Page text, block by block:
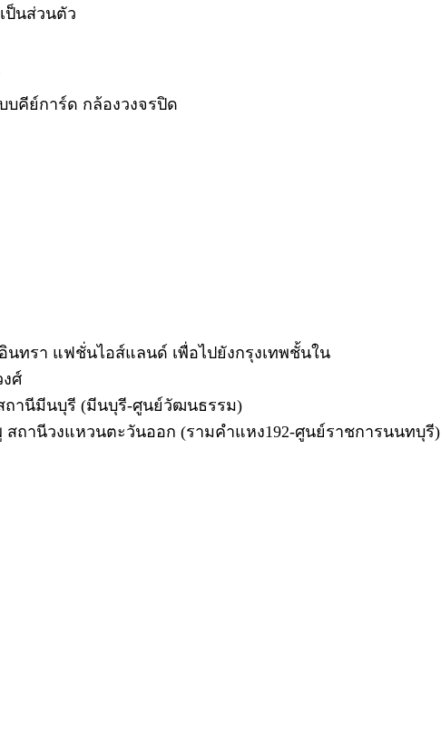
ป็นส่วนตัว
คีย์การ์ด กล้องวงจรปิด
ทรา แฟชั่นไอส์แลนด์ เพื่อไปยังกรุงเทพชั้นใน
ศ์
ถานีมีนบุรี (มีนบุรี-ศูนย์วัฒนธรรม)
ถานีวงแหวนตะวันออก (รามคำแหง192-ศูนย์ราชการนนทบุรี)